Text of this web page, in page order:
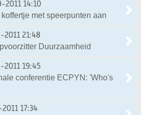
2011 14:10
met speerpunten aan
2011 21:48
Duurzaamheid
2011 19:45
conferentie ECPYN: 'Who's
17:34